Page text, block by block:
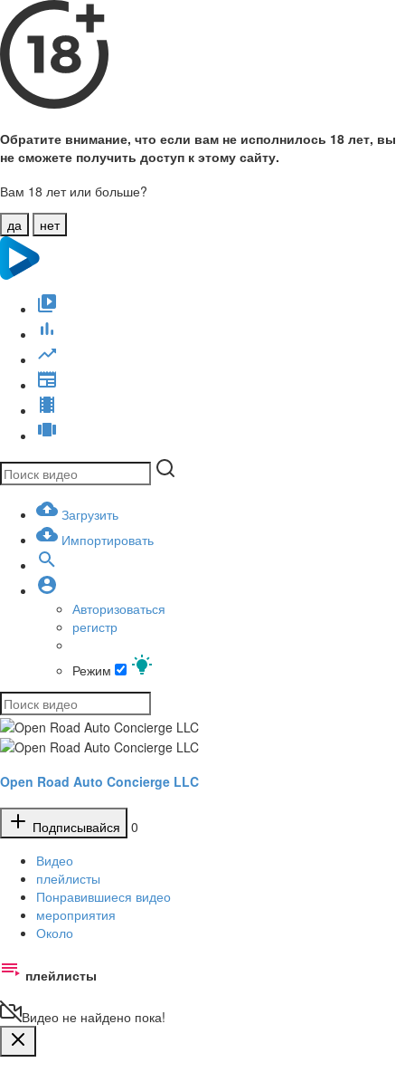
Обратите внимание, что если вам не исполнилось 18 лет, вы
не сможете получить доступ к этому сайту.
Вам 18 лет или больше?
да
нет
Загрузить
Импортировать
Авторизоваться
регистр
Режим
Open Road Auto Concierge LLC
Подписывайся
0
Видео
плейлисты
Понравившиеся видео
мероприятия
Около
плейлисты
Видео не найдено пока!